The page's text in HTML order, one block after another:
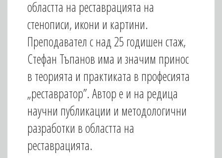
областта на реставрацията на
стенописи, икони и картини.
Преподавател с над 25 годишен стаж,
Стефан Тъпанов има и значим принос
в теорията и практиката в професията
„реставратор”. Автор е и на редица
научни публикации и методологични
разработки в областта на
реставрацията.